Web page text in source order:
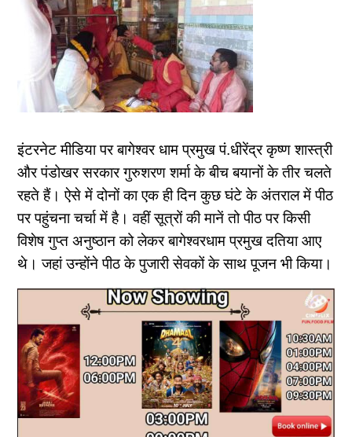
इंटरनेट मीडिया पर बागेश्वर धाम प्रमुख पं.धीरेंद्र कृष्ण शास्त्री
और पंडोखर सरकार गुरुशरण शर्मा के बीच बयानों के तीर चलते
रहते हैं। ऐसे में दोनों का एक ही दिन कुछ घंटे के अंतराल में पीठ
पर पहुंचना चर्चा में है। वहीं सूत्रों की मानें तो पीठ पर किसी
विशेष गुप्त अनुष्ठान को लेकर बागेश्वरधाम प्रमुख दतिया आए
थे। जहां उन्होंने पीठ के पुजारी सेवकों के साथ पूजन भी किया।